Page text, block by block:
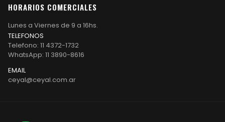
HORARIOS COMERCIALES
Lunes a Viernes de 9 a 16hs.
TELEFONOS
Telefono: 11 4372-1732
WhatsApp: 11 3890-8616
EMAIL
ceyal@ceyal.com.ar